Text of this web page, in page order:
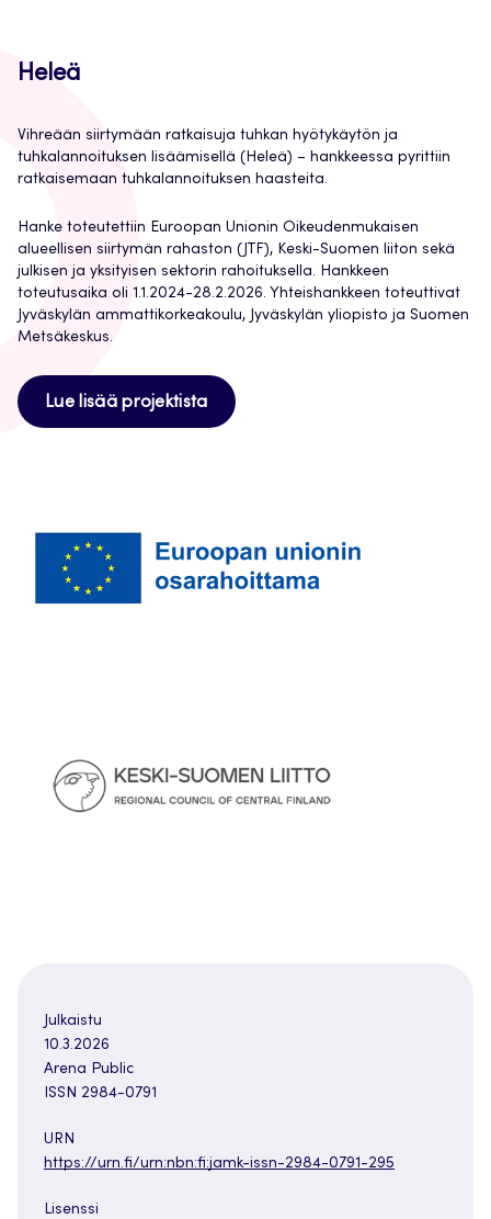
Julkaistu
10.3.2026
Arena Public
ISSN 2984-0791
URN
https://urn.fi/urn:nbn:fi:jamk-issn-2984-0791-295
Lisenssi
Heleä
Vihreään siirtymään ratkaisuja tuhkan hyötykäytön ja
tuhkalannoituksen lisäämisellä (Heleä) – hankkeessa pyrittiin
ratkaisemaan tuhkalannoituksen haasteita.
Hanke toteutettiin Euroopan Unionin Oikeudenmukaisen
alueellisen siirtymän rahaston (JTF), Keski-Suomen liiton sekä
julkisen ja yksityisen sektorin rahoituksella. Hankkeen
toteutusaika oli 1.1.2024-28.2.2026. Yhteishankkeen toteuttivat
Jyväskylän ammattikorkeakoulu, Jyväskylän yliopisto ja Suomen
Metsäkeskus.
Lue lisää projektista